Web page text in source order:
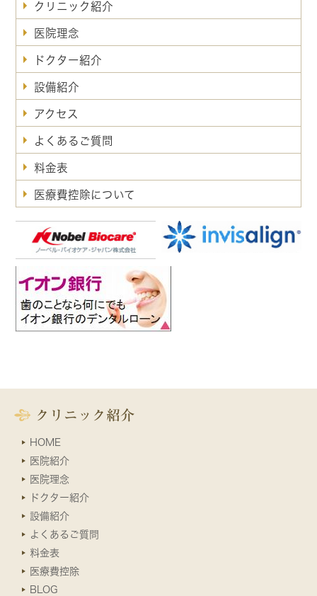
クリニック紹介
医院理念
ドクター紹介
設備紹介
アクセス
よくあるご質問
料金表
医療費控除について
クリニック紹介
HOME
医院紹介
医院理念
ドクター紹介
設備紹介
よくあるご質問
料金表
医療費控除
BLOG